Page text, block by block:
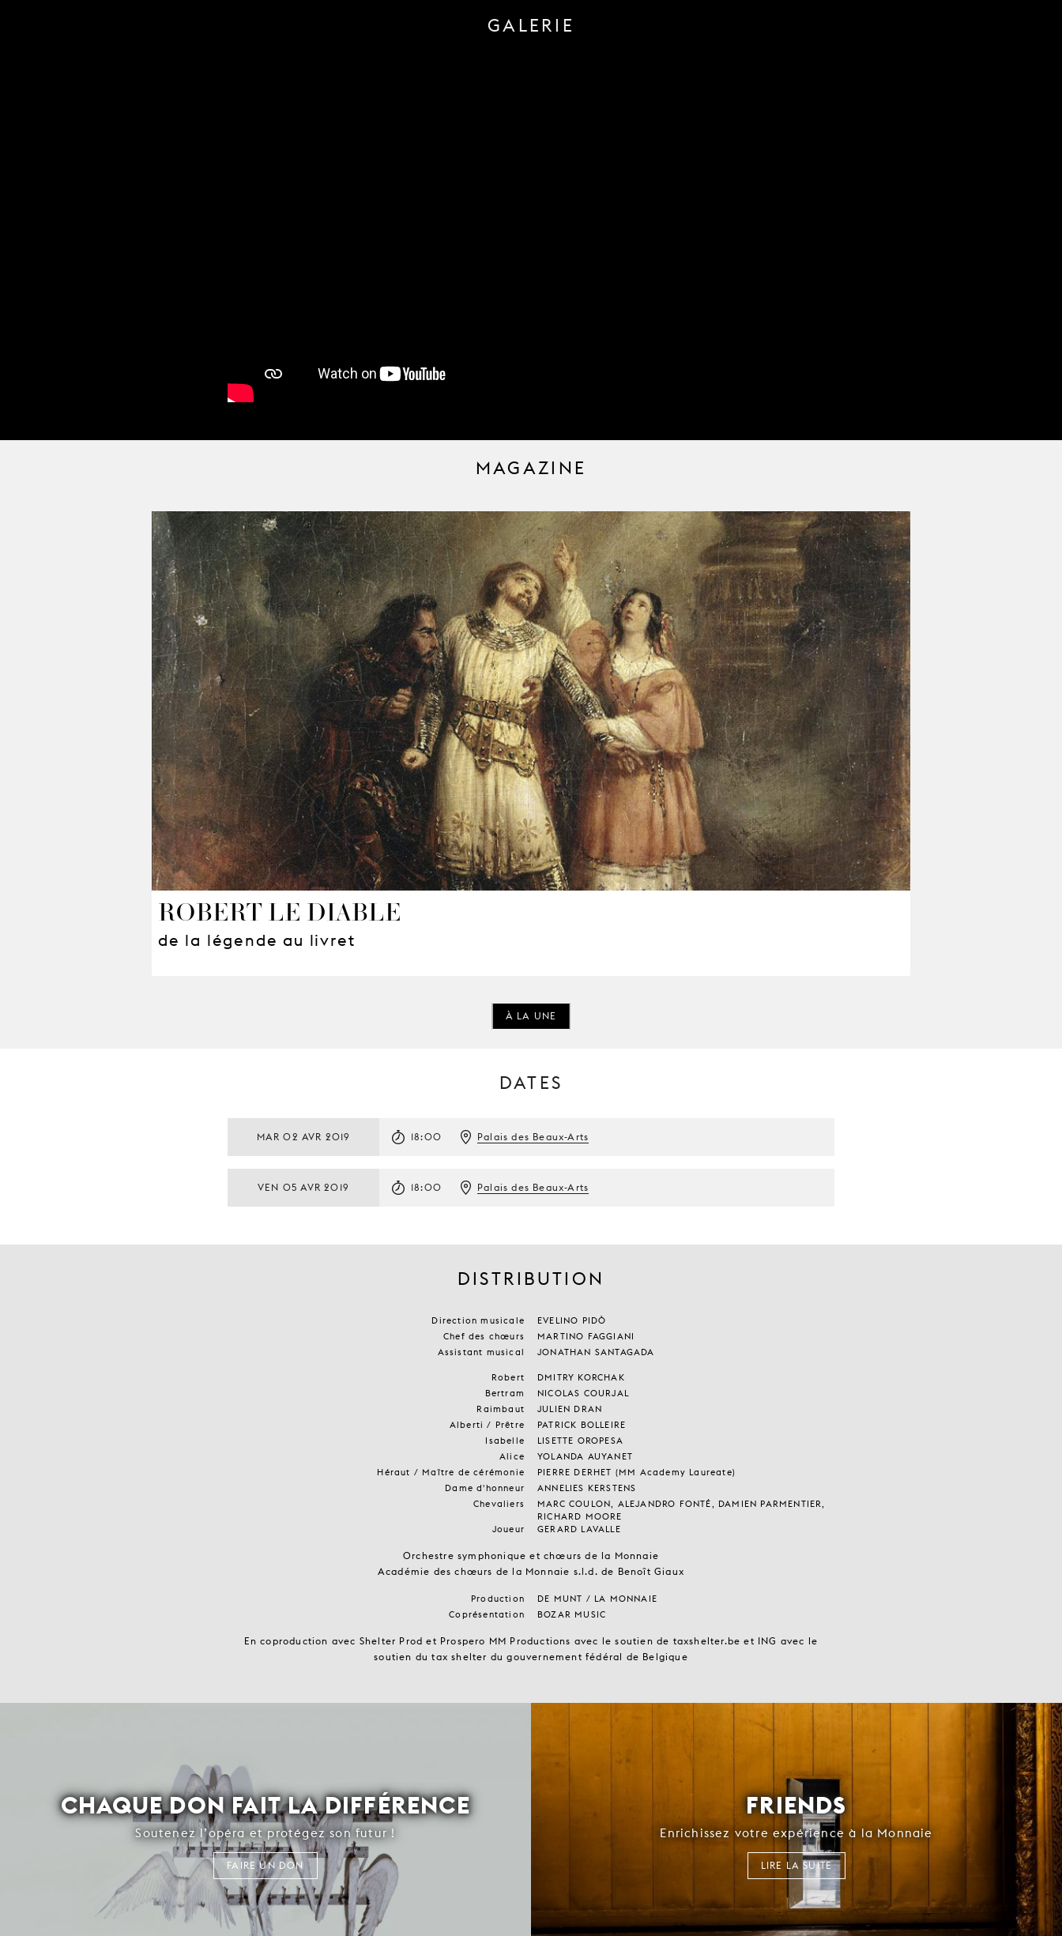
GALERIE
MAGAZINE
ROBERT LE DIABLE
de la légende au livret
À LA UNE
DATES
MAR 02 AVR 2019 18:00 Palais des Beaux-Arts
VEN 05 AVR 2019 18:00 Palais des Beaux-Arts
DISTRIBUTION
Direction musicale
EVELINO PIDÒ
Chef des chœurs
MARTINO FAGGIANI
Assistant musical
JONATHAN SANTAGADA
Robert
DMITRY KORCHAK
Bertram
NICOLAS COURJAL
Raimbaut
JULIEN DRAN
Alberti / Prêtre
PATRICK BOLLEIRE
Isabelle
LISETTE OROPESA
Alice
YOLANDA AUYANET
Héraut / Maître de cérémonie
PIERRE DERHET (MM Academy Laureate)
Dame d'honneur
ANNELIES KERSTENS
Chevaliers
MARC COULON, ALEJANDRO FONTÉ, DAMIEN PARMENTIER,
RICHARD MOORE
Joueur
GERARD LAVALLE
Orchestre symphonique et chœurs de la Monnaie
Académie des chœurs de la Monnaie s.l.d. de Benoît Giaux
Production
DE MUNT / LA MONNAIE
Coprésentation
BOZAR MUSIC
En coproduction avec Shelter Prod et Prospero MM Productions avec le soutien de taxshelter.be et ING avec le
soutien du tax shelter du gouvernement fédéral de Belgique
CHAQUE DON FAIT LA DIFFÉRENCE
Soutenez l’opéra et protégez son futur !
FAIRE UN DON
FRIENDS
Enrichissez votre expérience à la Monnaie
LIRE LA SUITE